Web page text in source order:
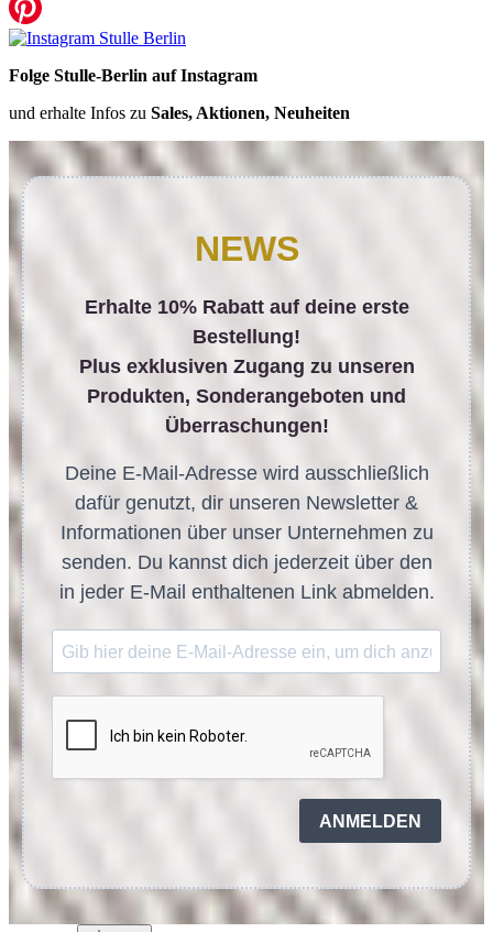
Folge Stulle-Berlin auf Instagram
und erhalte Infos zu Sales, Aktionen, Neuheiten
NEWS
Erhalte 10% Rabatt auf deine erste
Bestellung!
Plus exklusiven Zugang zu unseren
Produkten, Sonderangeboten und
Überraschungen!
Deine E-Mail-Adresse wird ausschließlich
dafür genutzt, dir unseren Newsletter &
Informationen über unser Unternehmen zu
senden. Du kannst dich jederzeit über den
in jeder E-Mail enthaltenen Link abmelden.
ANMELDEN